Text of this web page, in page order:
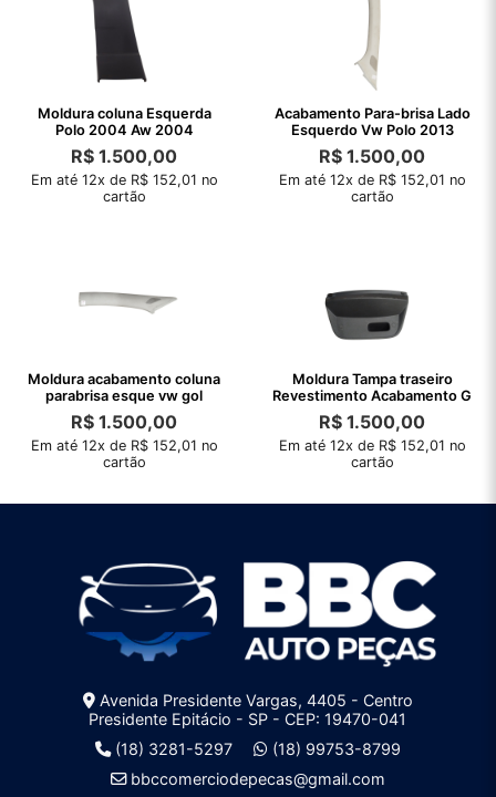
Moldura coluna Esquerda
Polo 2004 Aw 2004
R$ 1.500,00
Em até 12x de R$ 152,01 no
cartão
Acabamento Para-brisa Lado
Esquerdo Vw Polo 2013
R$ 1.500,00
Em até 12x de R$ 152,01 no
cartão
Moldura acabamento coluna
parabrisa esque vw gol
R$ 1.500,00
Em até 12x de R$ 152,01 no
cartão
Moldura Tampa traseiro
Revestimento Acabamento G
R$ 1.500,00
Em até 12x de R$ 152,01 no
cartão
Avenida Presidente Vargas, 4405 - Centro
Presidente Epitácio - SP - CEP: 19470-041
(18) 3281-5297
(18) 99753-8799
bbccomerciodepecas@gmail.com